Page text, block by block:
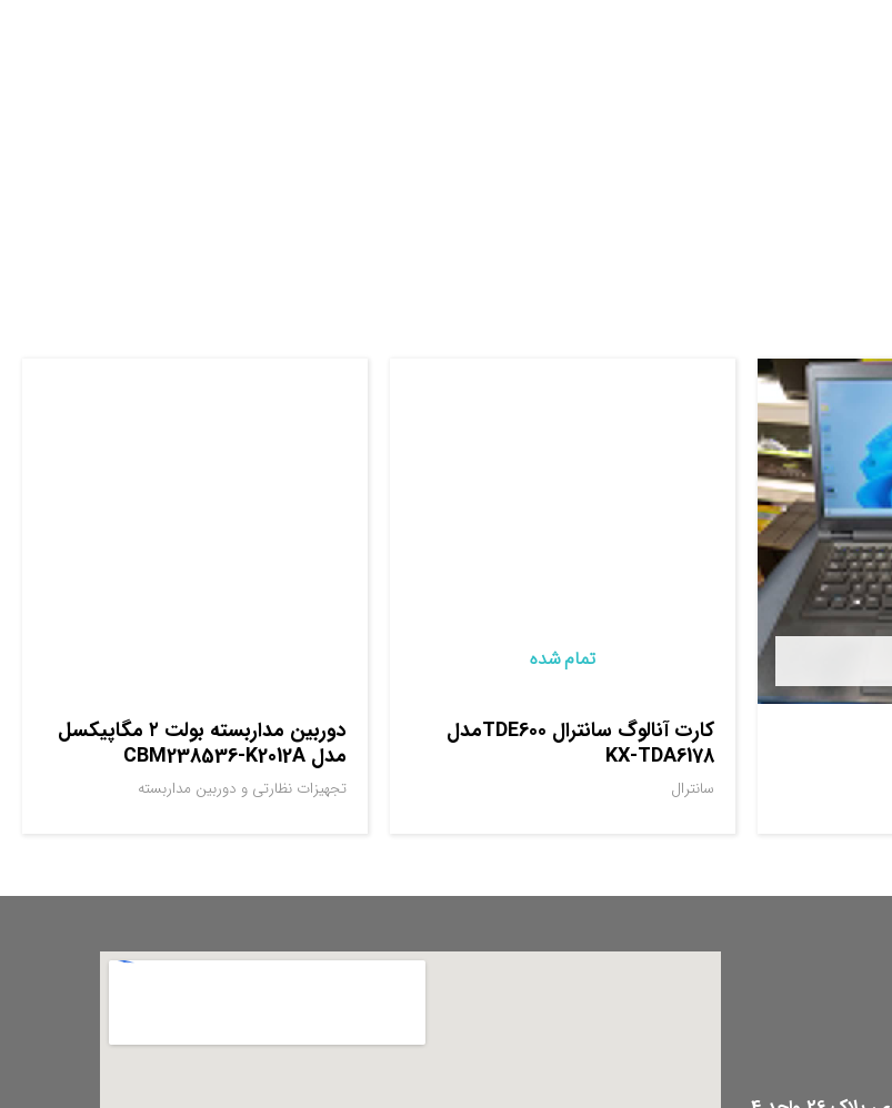
تمام شده
کارت آنالوگ سانترال TDE600مدل
KX-TDA6178
سانترال
دوربین مداربسته بولت ۲ مگاپیکسل
مدل CBM238536-K2012A
تجهیزات نظارتی و دوربین مداربسته